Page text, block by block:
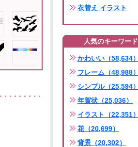
衣替え イラスト
人気のキーワード
かわいい（58,634）
フレーム（48,988）
シンプル（25,594）
年賀状（25,036）
イラスト（22,351）
花（20,699）
背景（20,302）